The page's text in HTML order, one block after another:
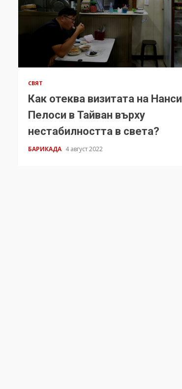
СВЯТ
Как отеква визитата на Нанси
Пелоси в Тайван върху
нестабилността в света?
БАРИКАДА 4 август 2022